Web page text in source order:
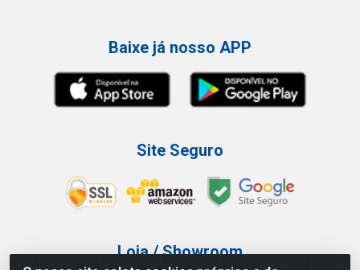
Baixe já nosso APP
Site Seguro
Loja / Showroom